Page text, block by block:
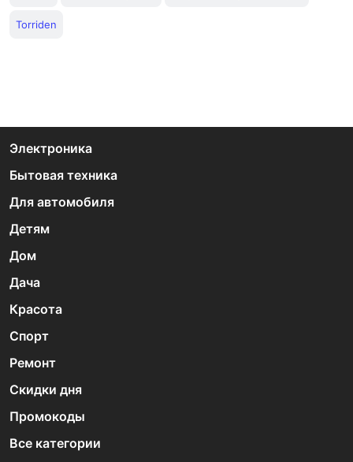
Torriden
Электроника
Бытовая техника
Для автомобиля
Детям
Дом
Дача
Красота
Спорт
Ремонт
Скидки дня
Промокоды
Все категории